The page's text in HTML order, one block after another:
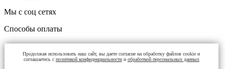
Мы с соц сетях
Способы оплаты
Контакты
Продолжая использовать наш сайт, вы даете согласие на обработку файлов cookie и
соглашаетесь с политикой конфиденциальностии обработкой персональных данных